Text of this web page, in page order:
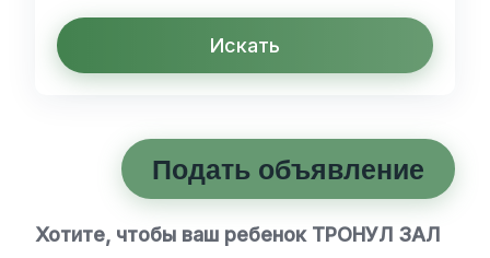
Искать
Подать объявление
Хотите, чтобы ваш ребенок ТРОНУЛ ЗАЛ